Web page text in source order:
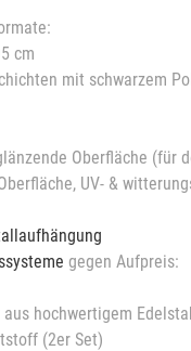
cm
mit schwarzem
Oberfläche (für
UV- &
gegen Aufpreis:
hochwertigem
(2er Set)